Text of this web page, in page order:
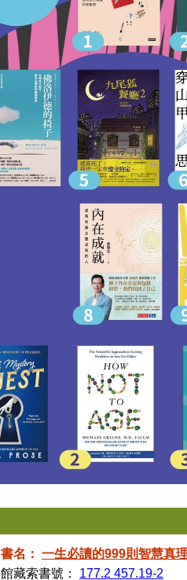
書名： 一生必讀的999則智慧真
館藏索書號： 177.2 457.19-2